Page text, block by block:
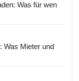
Was für wen
Was Mieter und